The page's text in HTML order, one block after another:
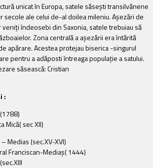
unicat în Europa, satele săseşti transilvănene
secole ale celui de-al doilea mileniu. Aşezări de
îndeosebi din Saxonia, satele trebuiau să
Zona centrală a aşezării era întărită
apărare. Acestea protejau biserica -singurul
pentru a adăposti întreaga populaţie a satului.
săsească: Cristian
:
(1788)
Mică( sec XII)
Medias (sec.XV-XVI)
Franciscan-Mediaş( 1444)